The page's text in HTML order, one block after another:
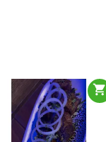
shopping_cart